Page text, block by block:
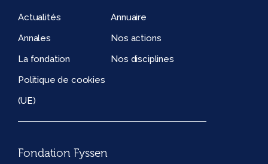
Actualités
Annuaire
Annales
Nos actions
La fondation
Nos disciplines
Politique de cookies
(UE)
Fondation Fyssen